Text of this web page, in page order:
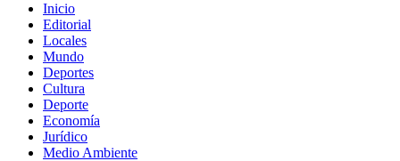
Inicio
Editorial
Locales
Mundo
Deportes
Cultura
Deporte
Economía
Jurídico
Medio Ambiente